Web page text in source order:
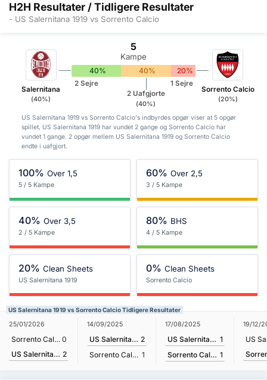
H2H Resultater / Tidligere Resultater
- US Salernitana 1919 vs Sorrento Calcio
Salernitana
(40%)
5
Kampe
40% 40% 20%
2 Sejre
2 Uafgjorte
(40%)
1 Sejre
Sorrento Calcio
(20%)
US Salernitana 1919 vs Sorrento Calcio's indbyrdes opgør viser at 5 opgør
spillet, US Salernitana 1919 har vundet 2 gange og Sorrento Calcio har
vundet 1 gange. 2 opgør mellem US Salernitana 1919 og Sorrento Calcio
endte i uafgjort.
100% Over 1,5
5 / 5 Kampe
60% Over 2,5
3 / 5 Kampe
40% Over 3,5
2 / 5 Kampe
80% BHS
4 / 5 Kampe
20% Clean Sheets
US Salernitana 1919
0% Clean Sheets
Sorrento Calcio
US Salernitana 1919 vs Sorrento Calcio Tidligere Resultater
25/01/2026
Sorrento Calcio 0
US Salernitana 1919 2
14/09/2025
US Salernitana 1919 2
Sorrento Calcio 1
17/08/2025
US Salernitana 1919 1
Sorrento Calcio 1
19/12/